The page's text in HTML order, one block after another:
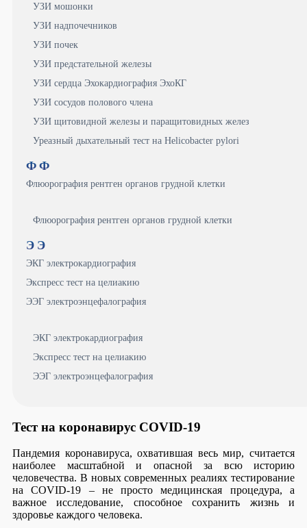
УЗИ мошонки
УЗИ надпочечников
УЗИ почек
УЗИ предстательной железы
УЗИ сердца Эхокардиография ЭхоКГ
УЗИ сосудов полового члена
УЗИ щитовидной железы и паращитовидных желез
Уреазный дыхательный тест на Helicobacter pylori
Ф Ф
Флюорография рентген органов грудной клетки
Флюорография рентген органов грудной клетки
Э Э
ЭКГ электрокардиография
Экспресс тест на целиакию
ЭЭГ электроэнцефалография
ЭКГ электрокардиография
Экспресс тест на целиакию
ЭЭГ электроэнцефалография
Тест на коронавирус COVID-19
Пандемия коронавируса, охватившая весь мир, считается
наиболее масштабной и опасной за всю историю
человечества. В новых современных реалиях тестирование
на COVID-19 – не просто медицинская процедура, а
важное исследование, способное сохранить жизнь и
здоровье каждого человека.